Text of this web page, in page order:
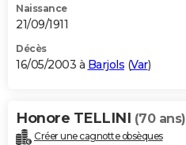
Naissance
21/09/1911
Décès
16/05/2003 à Barjols (Var)
Honore TELLINI (70 ans)
Créer une cagnotte obsèques